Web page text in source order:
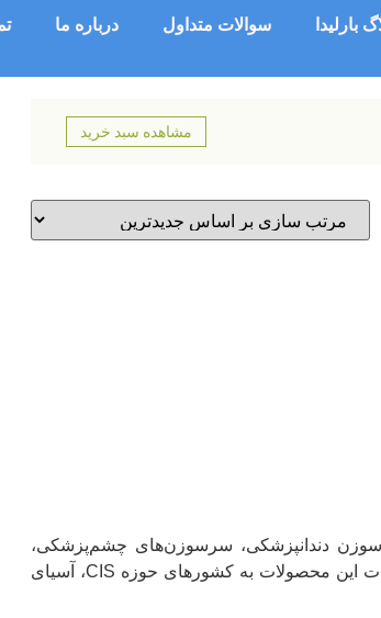
بارلیدا سوالات متداول درباره ما
مشاهده سبد خرید
دندانپزشکی، سرسوزن‌های چشم‌پزشکی،
پانچهای نمونه‌ را با کیفیتی رقابتی و قیمت مناسب به بازار داخل عرضه می نمايد. از سوی دیگر شروع صادرات این محصولات به کشورهای حوزه CIS، آسیای